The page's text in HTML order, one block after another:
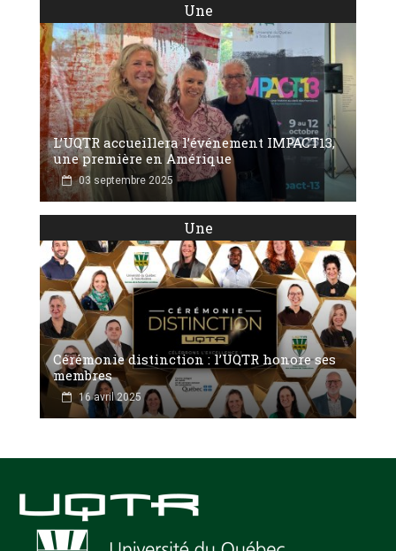
Une
L’UQTR accueillera l’événement IMPACT13,
une première en Amérique
03 septembre 2025
Une
Cérémonie distinction : l’UQTR honore ses
membres
16 avril 2025